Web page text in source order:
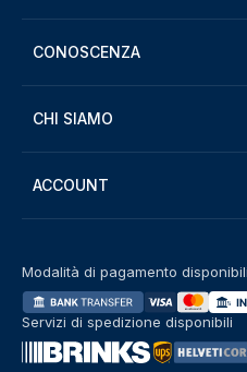
CONOSCENZA
CHI SIAMO
ACCOUNT
Modalità di pagamento disponibili
Servizi di spedizione disponibili